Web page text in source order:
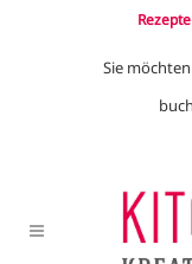
Rezepte
Sie